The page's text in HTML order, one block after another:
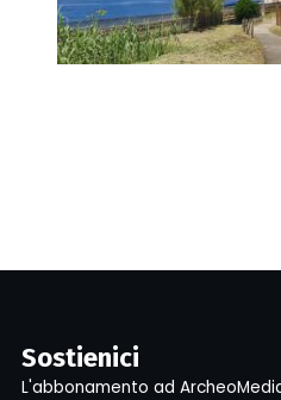
Sostienici
L'abbonamento ad